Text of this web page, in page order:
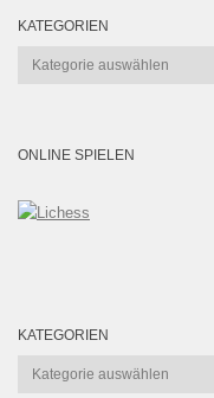
KATEGORIEN
Kategorien
ONLINE SPIELEN
KATEGORIEN
Kategorien